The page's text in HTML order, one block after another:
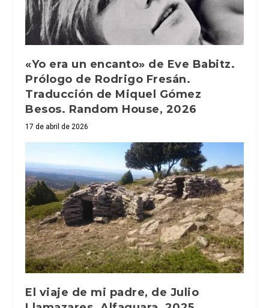
«Yo era un encanto» de Eve Babitz.
Prólogo de Rodrigo Fresán.
Traducción de Miquel Gómez
Besos. Random House, 2026
17 de abril de 2026
El viaje de mi padre, de Julio